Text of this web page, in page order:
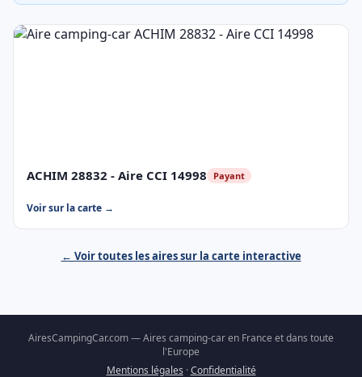
ACHIM 28832 - Aire CCI 14998 Payant
Voir sur la carte →
← Voir toutes les aires sur la carte interactive
AiresCampingCar.com — Aires camping-car en France et dans toute
l'Europe
Mentions légales ·Confidentialité